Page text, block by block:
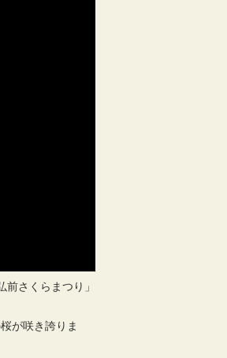
さくらまつり」
が咲き誇りま